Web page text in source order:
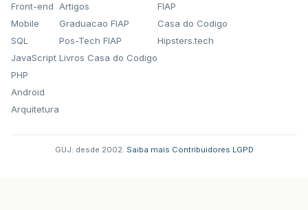
Front-end
Mobile
SQL
JavaScript
PHP
Android
Arquitetura
Artigos
Graduacao FIAP
Pos-Tech FIAP
Livros Casa do Codigo
FIAP
Casa do Codigo
Hipsters.tech
GUJ: desde 2002. Saiba mais Contribuidores LGPD